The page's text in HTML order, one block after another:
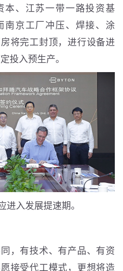
本、江苏一带一路投资基
南京工厂冲压、焊接、涂
将完工封顶，进行设备进
投入预生产。
入发展提速期。
，有技术、有产品、有资
接受代工模式，更想将造